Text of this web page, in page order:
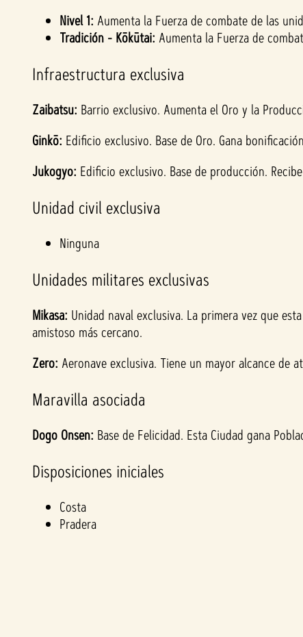
Nivel 1: Aumenta la Fuerza de combate de las
Tradición - Kōkūtai: Aumenta la Fuerza de
Infraestructura exclusiva
Zaibatsu: Barrio exclusivo. Aumenta el Oro y la
Ginkō: Edificio exclusivo. Base de Oro. Gana
Jukogyo: Edificio exclusivo. Base de producción.
Unidad civil exclusiva
Ninguna
Unidades militares exclusivas
Mikasa: Unidad naval exclusiva. La primera vez que
amistoso más cercano.
Zero: Aeronave exclusiva. Tiene un mayor alcance de
Maravilla asociada
Dogo Onsen: Base de Felicidad. Esta Ciudad gana
Disposiciones iniciales
Costa
Pradera